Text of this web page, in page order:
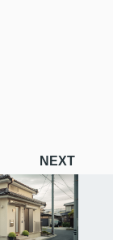
NEXT